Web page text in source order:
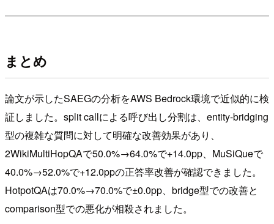
まとめ
論文が示したSAEGの分析をAWS Bedrock環境で近似的に検
証しました。split callによる呼び出し分割は、entity-bridging
型の複雑な質問に対して明確な改善効果があり、
2WikiMultiHopQAで50.0%→64.0%で+14.0pp、MuSiQueで
40.0%→52.0%で+12.0ppの正答率改善が確認できました。
HotpotQAは70.0%→70.0%で±0.0pp、bridge型での改善と
comparison型での悪化が相殺されました。